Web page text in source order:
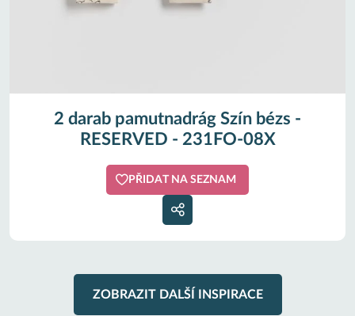
2 darab pamutnadrág Szín bézs -
RESERVED - 231FO-08X
PŘIDAT NA SEZNAM
ZOBRAZIT DALŠÍ INSPIRACE